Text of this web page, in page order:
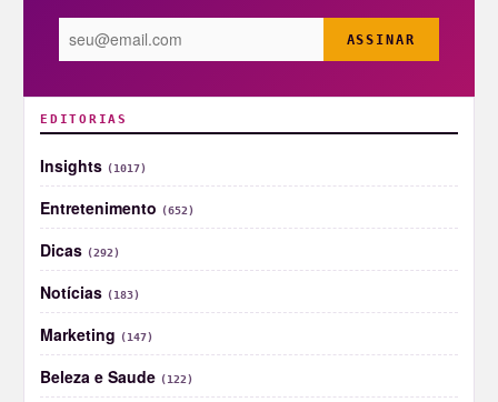
ASSINAR
EDITORIAS
Insights (1017)
Entretenimento (652)
Dicas (292)
Notícias (183)
Marketing (147)
Beleza e Saude (122)